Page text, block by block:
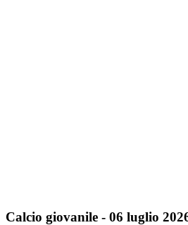
Calcio giovanile - 06 luglio